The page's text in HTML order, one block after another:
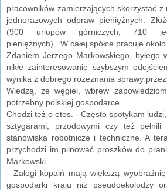
pracowników zamierzających skorzystać
jednorazowych odpraw pieniężnych.
(900 urlopów górniczych, 710
pieniężnych). W całej spółce pracuje
Zdaniem Jerzego Markowskiego, byłego
nikłe zainteresowanie szybszym
wynika z dobrego rozeznania sprawy przez
Wiedzą, że węgiel, wbrew
potrzebny polskiej gospodarce.
Chodzi też o etos. - Często spotykam
sztygarami, przodowymi czy też pełnili
stanowiska robotnicze i techniczne. A
przychodzi im pilnować proszków do
Markowski.
- Załogi kopalń mają większą
gospodarki kraju niż pseudoekolodzy